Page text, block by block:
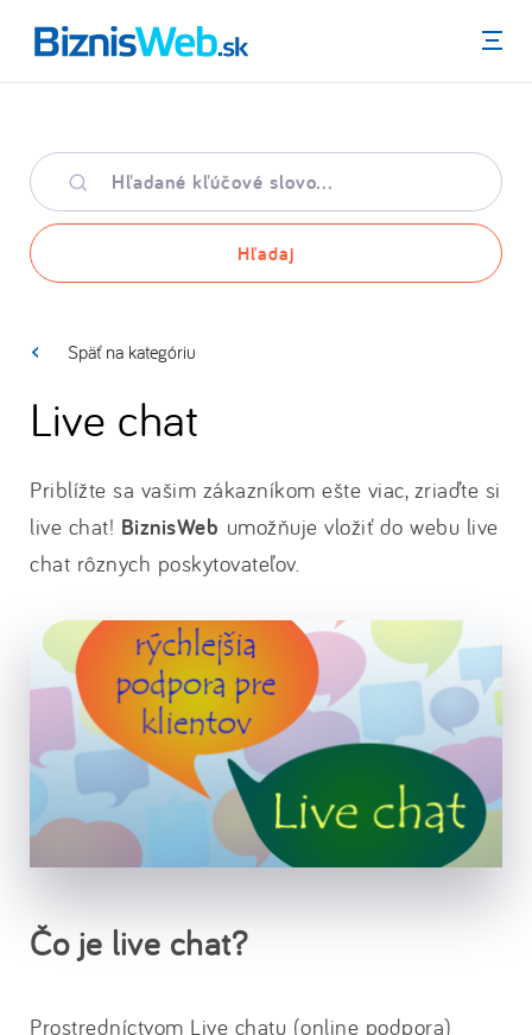
Menu
Hľadané
kľúčové
slovo
Hľadaj
Späť na kategóriu
Live chat
Priblížte sa vašim zákazníkom ešte viac, zriaďte si
live chat! BiznisWeb umožňuje vložiť do webu live
chat rôznych poskytovateľov.
Čo je live chat?
Prostredníctvom Live chatu (online podpora)